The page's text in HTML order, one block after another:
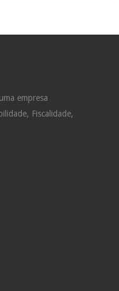
empresa
Fiscalidade,